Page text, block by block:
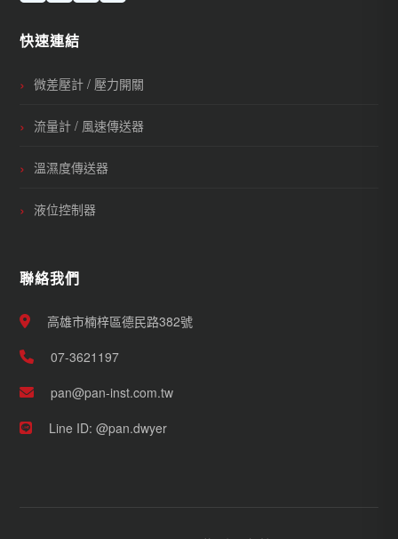
快速連結
微差壓計 / 壓力開關
流量計 / 風速傳送器
溫濕度傳送器
液位控制器
聯絡我們
高雄市楠梓區德民路382號
07-3621197
pan@pan-inst.com.tw
Line ID: @pan.dwyer